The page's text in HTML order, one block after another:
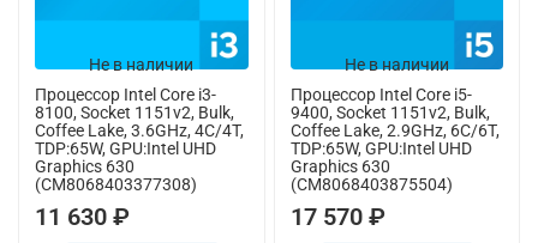
Не в наличии
Процессор Intel Core i3-
8100, Socket 1151v2, Bulk,
Coffee Lake, 3.6GHz, 4C/4T,
TDP:65W, GPU:Intel UHD
Graphics 630
(CM8068403377308)
11 630 ₽
Не в наличии
Процессор Intel Core i5-
9400, Socket 1151v2, Bulk,
Coffee Lake, 2.9GHz, 6C/6T,
TDP:65W, GPU:Intel UHD
Graphics 630
(CM8068403875504)
17 570 ₽